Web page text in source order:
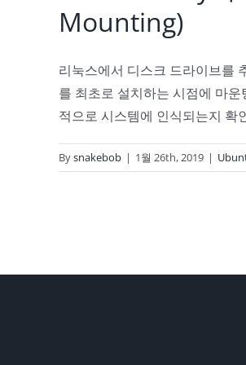
Mounting)
리눅스에서 디스크 드라이브를
를 최초로 설치하는 시점에 마
적으로 시스템에 인식되는지
Bysnakebob | 1월 26th, 2019 |